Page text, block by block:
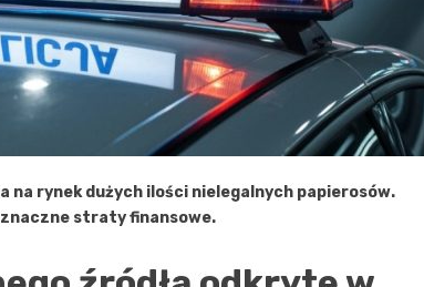
na rynek dużych ilości nielegalnych papierosów.
znaczne straty finansowe.